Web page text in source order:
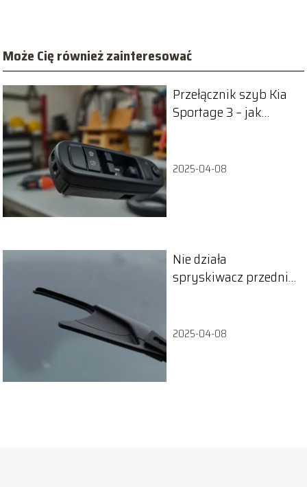
Może Cię również zainteresować
Przełącznik szyb Kia
Sportage 3 – jak
2025-04-08
Nie działa
spryskiwacz przedniej
rozwiązania!
2025-04-08